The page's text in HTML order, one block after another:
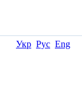
Укр Рус Eng